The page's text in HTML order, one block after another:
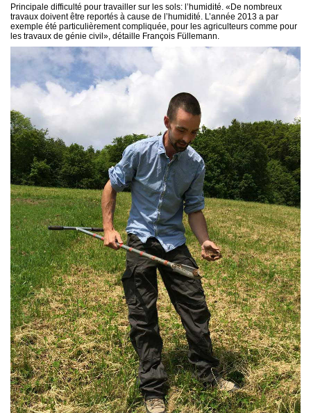
Principale difficulté pour travailler sur les sols: l’humidité. «De nombreux
travaux doivent être reportés à cause de l’humidité. L’année 2013 a par
exemple été particulièrement compliquée, pour les agriculteurs comme pour
les travaux de génie civil», détaille François Füllemann.